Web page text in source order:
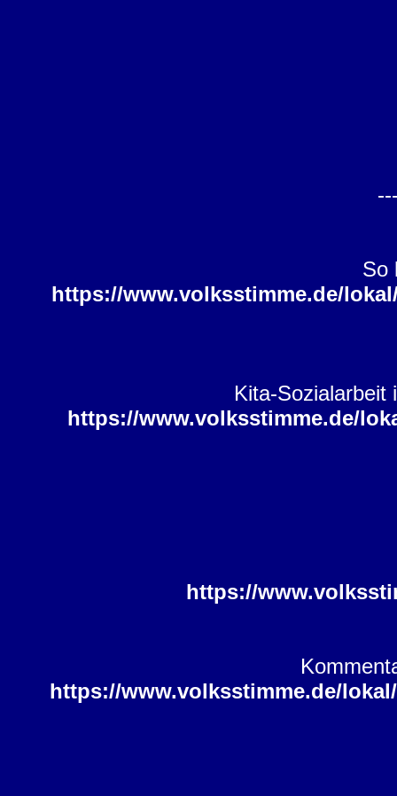
So
https://www.volksstimme.de/
Kita-Sozialarbeit
https://www.volksstimme.de/
https://
https://www.volksstimme.de/